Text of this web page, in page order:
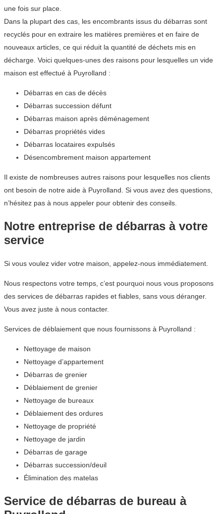
une fois sur place.
Dans la plupart des cas, les encombrants issus du débarras sont
recyclés pour en extraire les matières premières et en faire de
nouveaux articles, ce qui réduit la quantité de déchets mis en
décharge. Voici quelques-unes des raisons pour lesquelles un vide
maison est effectué à Puyrolland :
Débarras en cas de décès
Débarras succession défunt
Débarras maison après déménagement
Débarras propriétés vides
Débarras locataires expulsés
Désencombrement maison appartement
Il existe de nombreuses autres raisons pour lesquelles nos clients
ont besoin de notre aide à Puyrolland. Si vous avez des questions,
n’hésitez pas à nous appeler pour obtenir des conseils.
Notre entreprise de débarras à votre
service
Si vous voulez vider votre maison, appelez-nous immédiatement.
Nous respectons votre temps, c’est pourquoi nous vous proposons
des services de débarras rapides et fiables, sans vous déranger.
Vous avez juste à nous contacter.
Services de déblaiement que nous fournissons à Puyrolland :
Nettoyage de maison
Nettoyage d’appartement
Débarras de grenier
Déblaiement de grenier
Nettoyage de bureaux
Déblaiement des ordures
Nettoyage de propriété
Nettoyage de jardin
Débarras de garage
Débarras succession/deuil
Élimination des matelas
Service de débarras de bureau à